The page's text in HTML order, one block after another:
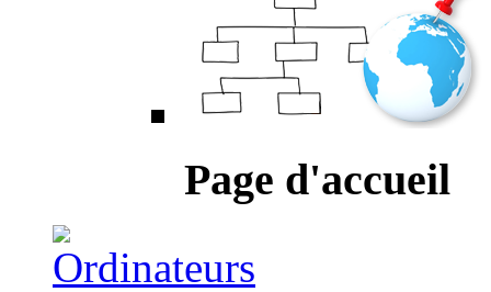
Page d'accueil